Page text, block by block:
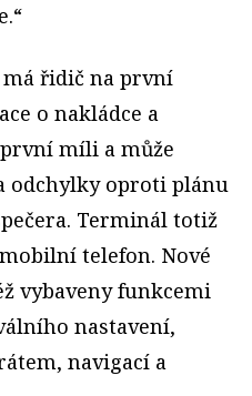
řidič na první
o nakládce a
míli a může
odchylky oproti plánu
Terminál totiž
telefon. Nové
vybaveny funkcemi
nastavení,
navigací a